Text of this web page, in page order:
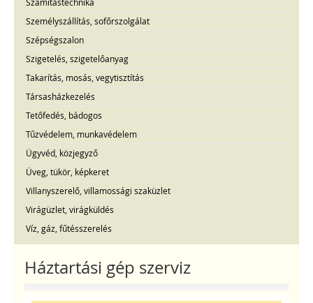
Személyszállítás, sofőrszolgálat
Szépségszalon
Szigetelés, szigetelőanyag
Takarítás, mosás, vegytisztítás
Társasházkezelés
Tetőfedés, bádogos
Tűzvédelem, munkavédelem
Ügyvéd, közjegyző
Üveg, tükör, képkeret
Villanyszerelő, villamossági szaküzlet
Virágüzlet, virágküldés
Víz, gáz, fűtésszerelés
Háztartási gép szerviz